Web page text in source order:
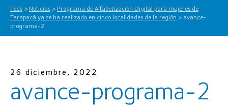
Teck > Noticias > Programa de Alfabetización Digital para mujeres de
Tarapacá ya se ha realizado en cinco localidades de la región > avance-
programa-2
26 diciembre, 2022
avance-programa-2